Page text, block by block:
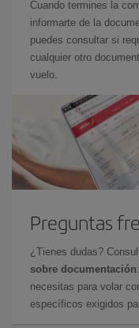
Cuando termines la
informarte de la
puedes consultar si
cualquier otro
vuelo.
Preguntas
¿Tienes dudas?
sobre documentación
necesitas para volar
específicos exigidos